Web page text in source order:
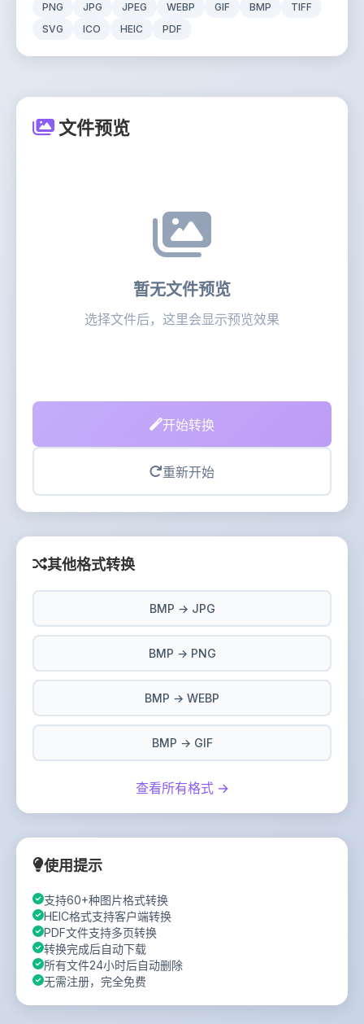
PNG JPG JPEG WEBP GIF BMP
TIFF
SVG
ICO HEIC PDF
文件预览
暂无文件预览
选择文件后，这里会显示预览效果
开始转换
重新开始
其他格式转换
BMP → JPG
BMP → PNG
BMP → WEBP
BMP → GIF
查看所有格式 →
使用提示
支持60+种图片格式转换
HEIC格式支持客户端转换
PDF文件支持多页转换
转换完成后自动下载
所有文件24小时后自动删除
无需注册，完全免费